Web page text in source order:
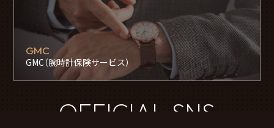
GMC
GMC（腕時計保険サービス）
OFFICIAL SNS